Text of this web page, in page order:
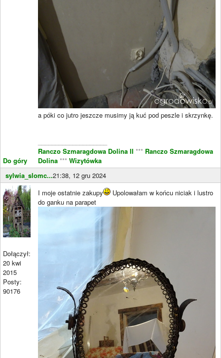
Do góry
a póki co jutro jeszcze musimy ją kuć pod peszle i skrzynkę.
Ranczo Szmaragdowa Dolina II *** Ranczo Szmaragdowa
Dolina *** Wizytówka
sylwia_slomc...21:38, 12 gru 2024
Dołączył:
20 kwi
2015
Posty:
90176
I moje ostatnie zakupy
Upolowałam w końcu niciak i lustro
do ganku na parapet